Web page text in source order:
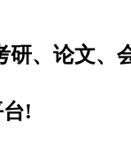
、论文
!